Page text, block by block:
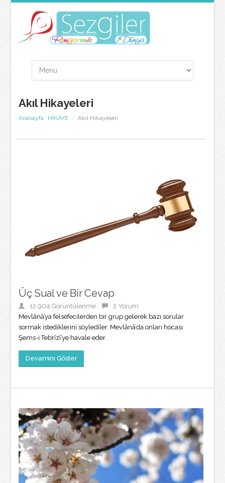
Akıl Hikayeleri
Anasayfa HİKAYE Akıl Hikayeleri
Üç Sual ve Bir Cevap
12.904 Görüntülenme
2 Yorum
Mevlânâ’ya felsefecilerden bir grup gelerek bazı sorular
sormak istediklerini söylediler. Mevlânâ’da onları hocası
Şems-i Tebrîzî’ye havale eder.
Devamını Göster